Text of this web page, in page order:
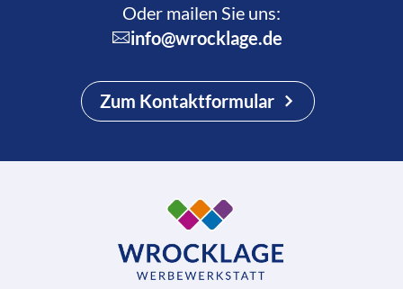
Oder mailen Sie uns:
info@wrocklage.de
Zum Kontaktformular